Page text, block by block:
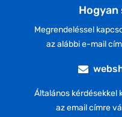
Megrendeléssel
az alábbi e-mail
Általános kérdésekkel
az email címre